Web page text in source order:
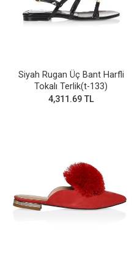
Siyah Rugan Üç Bant Harfli
Tokalı Terlik(t-133)
4,311.69 TL